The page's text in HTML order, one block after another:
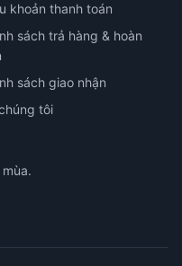
khoản thanh toán
sách trả hàng & hoàn
sách giao nhận
tôi